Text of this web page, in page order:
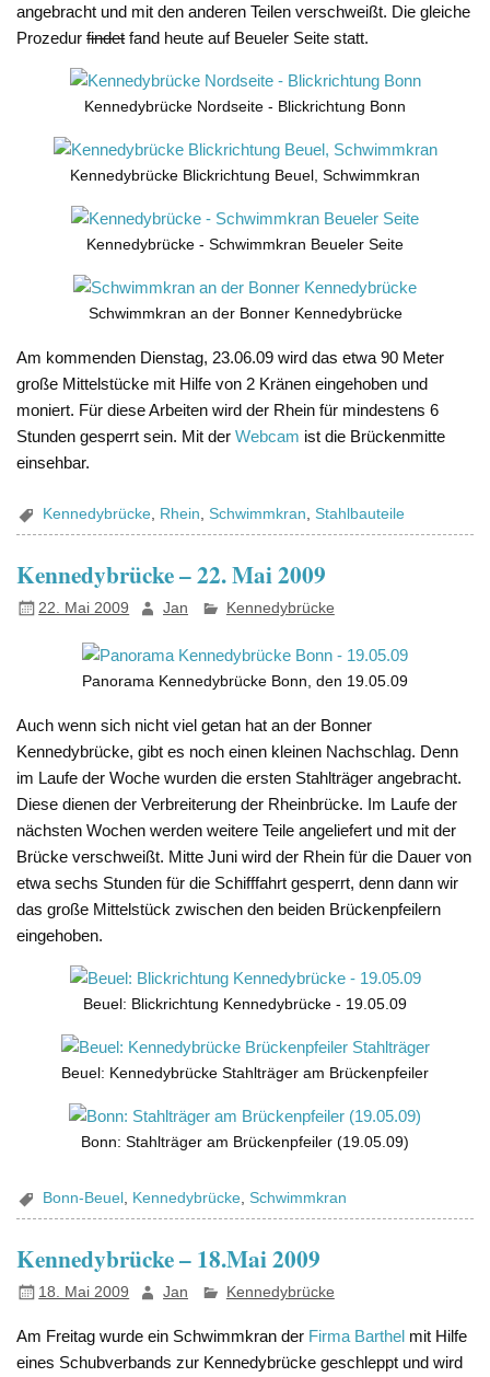
angebracht und mit den anderen Teilen verschweißt. Die gleiche
Prozedurfindetfand heute auf Beueler Seite statt.
Kennedybrücke Nordseite - Blickrichtung Bonn
Kennedybrücke Blickrichtung Beuel, Schwimmkran
Kennedybrücke - Schwimmkran Beueler Seite
Schwimmkran an der Bonner Kennedybrücke
Am kommenden Dienstag, 23.06.09 wird das etwa 90 Meter
große Mittelstücke mit Hilfe von 2 Kränen eingehoben und
moniert. Für diese Arbeiten wird der Rhein für mindestens 6
Stunden gesperrt sein. Mit derWebcam ist die Brückenmitte
einsehbar.
Kennedybrücke Rhein ,Schwimmkran ,Stahlbauteile
Kennedybrücke – 22. Mai 2009
22. Mai 2009 Jan Kennedybrücke
Panorama Kennedybrücke Bonn, den 19.05.09
Auch wenn sich nicht viel getan hat an der Bonner
Kennedybrücke, gibt es noch einen kleinen Nachschlag. Denn
im Laufe der Woche wurden die ersten Stahlträger angebracht.
Diese dienen der Verbreiterung der Rheinbrücke. Im Laufe der
nächsten Wochen werden weitere Teile angeliefert und mit der
Brücke verschweißt. Mitte Juni wird der Rhein für die Dauer von
etwa sechs Stunden für die Schifffahrt gesperrt, denn dann wir
das große Mittelstück zwischen den beiden Brückenpfeilern
eingehoben.
Beuel: Blickrichtung Kennedybrücke - 19.05.09
Beuel: Kennedybrücke Stahlträger am Brückenpfeiler
Bonn: Stahlträger am Brückenpfeiler (19.05.09)
Bonn-Beuel Kennedybrücke ,Schwimmkran
Kennedybrücke – 18.Mai 2009
18. Mai 2009 Jan Kennedybrücke
Am Freitag wurde ein Schwimmkran der Firma Barthel mit Hilfe
eines Schubverbands zur Kennedybrücke geschleppt und wird